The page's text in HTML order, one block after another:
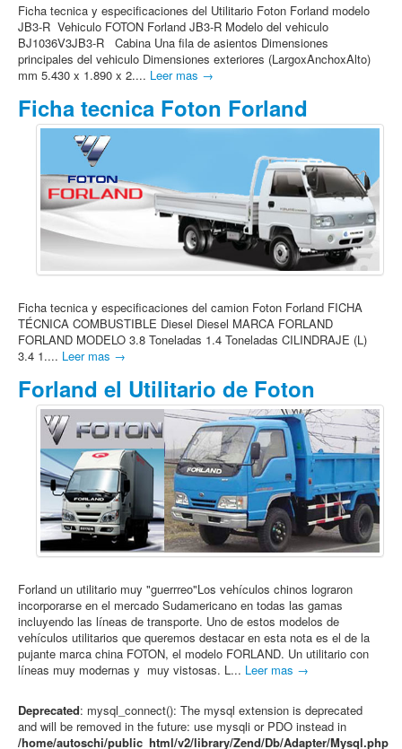
Ficha tecnica y especificaciones del Utilitario Foton Forland modelo
JB3-R Vehiculo FOTON Forland JB3-R Modelo del vehiculo
BJ1036V3JB3-R Cabina Una fila de asientos Dimensiones
principales del vehiculo Dimensiones exteriores (LargoxAnchoxAlto)
mm 5.430 x 1.890 x 2.... Leer mas →
Ficha tecnica Foton Forland
Ficha tecnica y especificaciones del camion Foton Forland FICHA
TÉCNICA COMBUSTIBLE Diesel Diesel MARCA FORLAND
FORLAND MODELO 3.8 Toneladas 1.4 Toneladas CILINDRAJE (L)
3.4 1.... Leer mas →
Forland el Utilitario de Foton
Forland un utilitario muy "guerrreo"Los vehículos chinos lograron
incorporarse en el mercado Sudamericano en todas las gamas
incluyendo las líneas de transporte. Uno de estos modelos de
vehículos utilitarios que queremos destacar en esta nota es el de la
pujante marca china FOTON, el modelo FORLAND. Un utilitario con
líneas muy modernas y muy vistosas. L... Leer mas →
Deprecated: mysql_connect(): The mysql extension is deprecated
and will be removed in the future: use mysqli or PDO instead in
/home/autoschi/public_html/v2/library/Zend/Db/Adapter/Mysql.php